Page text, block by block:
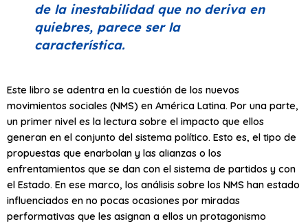
de la inestabilidad que no deriva en
quiebres, parece ser la
característica.
Este libro se adentra en la cuestión de los nuevos
movimientos sociales (NMS) en América Latina. Por una parte,
un primer nivel es la lectura sobre el impacto que ellos
generan en el conjunto del sistema político. Esto es, el tipo de
propuestas que enarbolan y las alianzas o los
enfrentamientos que se dan con el sistema de partidos y con
el Estado. En ese marco, los análisis sobre los NMS han estado
influenciados en no pocas ocasiones por miradas
performativas que les asignan a ellos un protagonismo